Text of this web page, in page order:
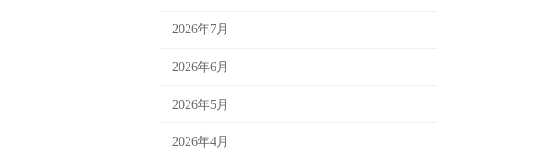
2026年7月
2026年6月
2026年5月
2026年4月